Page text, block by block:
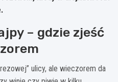
– gdzie zjeść
ulicy, ale wieczorem da